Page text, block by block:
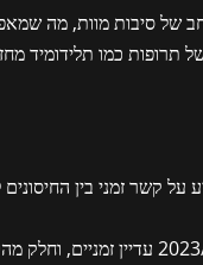
של סיבות מוות, מה
תרופות כמו תלידומיד
על קשר זמני בין